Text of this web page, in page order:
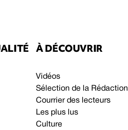
À DÉCOUVRIR
Vidéos
Sélection de la Rédaction
Courrier des lecteurs
Les plus lus
Culture